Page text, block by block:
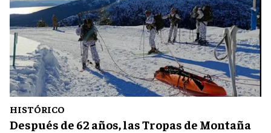
HISTÓRICO
Después de 62 años, las Tropas de Montaña